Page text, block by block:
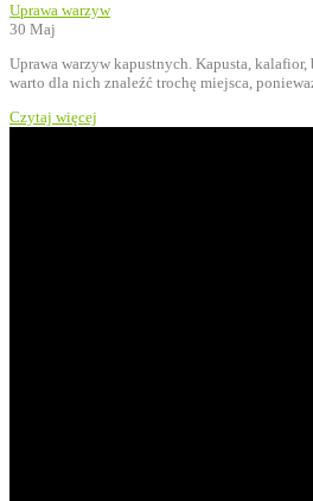
Uprawa warzyw
30 Maj
Uprawa warzyw kapustnych. Kapusta,
warto dla nich znaleźć trochę miejsca,
Czytaj więcej